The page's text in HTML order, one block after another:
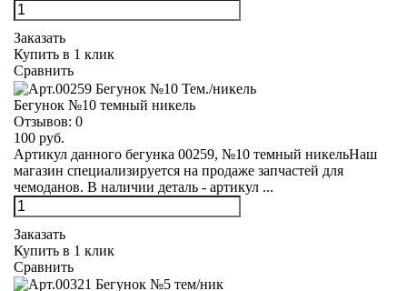
Заказать
Купить в 1 клик
Сравнить
Бегунок №10 темный никель
Отзывов: 0
100 руб.
Артикул данного бегунка 00259, №10 темный никельНаш
магазин специализируется на продаже запчастей для
чемоданов. В наличии деталь - артикул ...
Заказать
Купить в 1 клик
Сравнить